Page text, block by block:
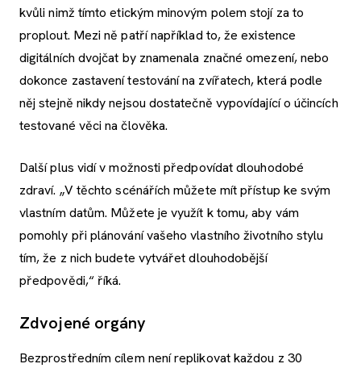
kvůli nimž tímto etickým minovým polem stojí za to
proplout. Mezi ně patří například to, že existence
digitálních dvojčat by znamenala značné omezení, nebo
dokonce zastavení testování na zvířatech, která podle
něj stejně nikdy nejsou dostatečně vypovídající o účincích
testované věci na člověka.
Další plus vidí v možnosti předpovídat dlouhodobé
zdraví. „V těchto scénářích můžete mít přístup ke svým
vlastním datům. Můžete je využít k tomu, aby vám
pomohly při plánování vašeho vlastního životního stylu
tím, že z nich budete vytvářet dlouhodobější
předpovědi,“ říká.
Zdvojené orgány
Bezprostředním cílem není replikovat každou z 30